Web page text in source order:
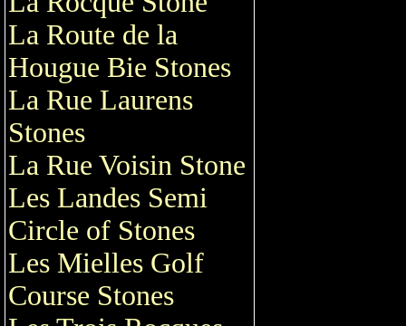
La Route de la
Hougue Bie Stones
La Rue Laurens
Stones
La Rue Voisin Stone
Les Landes Semi
Circle of Stones
Les Mielles Golf
Course Stones